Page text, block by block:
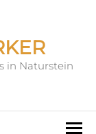
in Naturstein